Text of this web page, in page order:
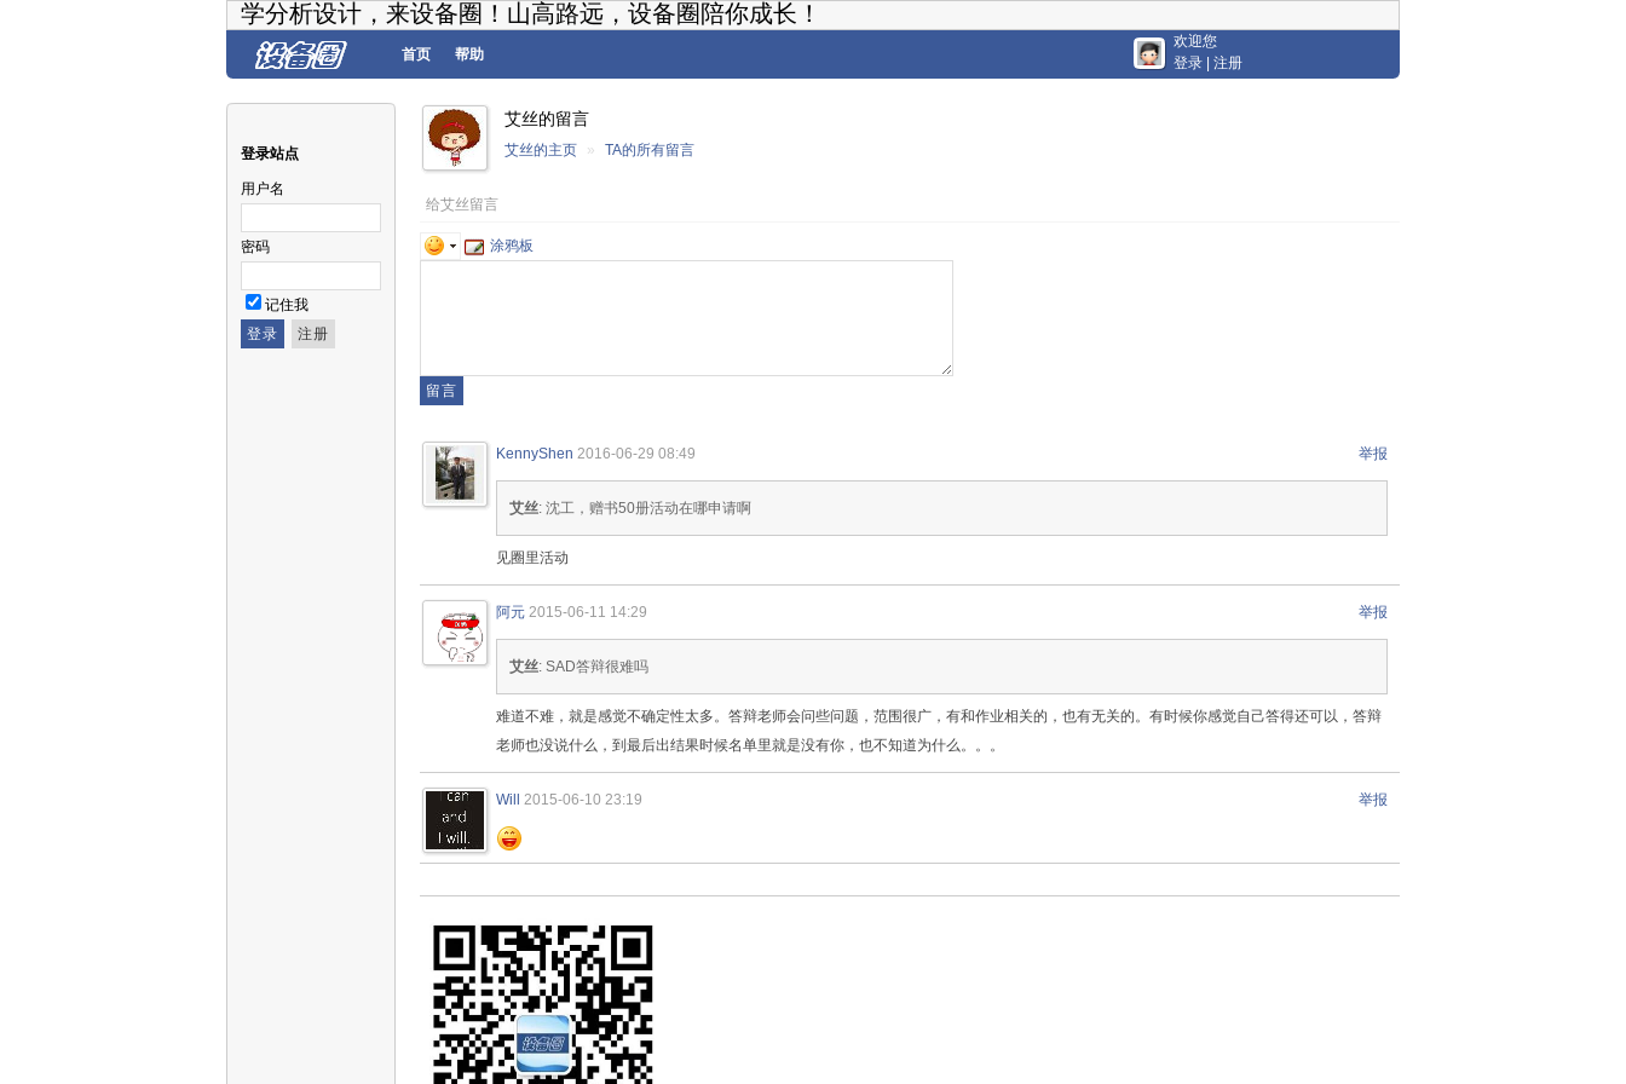
学分析设计，来设备圈！山高路远，设备圈陪你成长！
首页 帮助
欢迎您
登录
注册
登录站点
用户名
密码
记住我
艾丝的留言
艾丝的主页 » TA的所有留言
给艾丝留言
涂鸦板
举报
KennyShen 2016-06-29 08:49
艾丝: 沈工，赠书50册活动在哪申请啊
见圈里活动
举报
阿元 2015-06-11 14:29
艾丝: SAD答辩很难吗
难道不难，就是感觉不确定性太多。答辩老师会问些问题，范围很广，有和作业相关的，也有无关的。有时候你感觉自己答得还可以，答辩
老师也没说什么，到最后出结果时候名单里就是没有你，也不知道为什么。。。
举报
Will 2015-06-10 23:19